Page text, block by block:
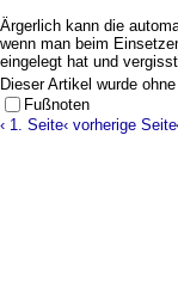
Ärgerlich kann die
wenn man beim
eingelegt hat und
Dieser Artikel wurde
Fußnoten
‹ 1. Seite‹ vorherige Seite